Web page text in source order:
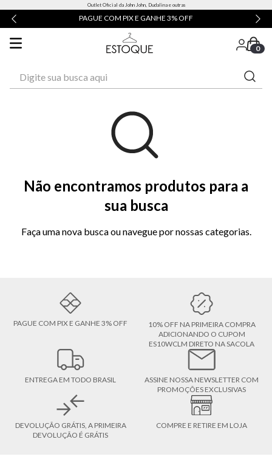
Outlet Oficial da John John, Dudalina e outras
PAGUE COM PIX E GANHE 3% OFF
0
Não encontramos produtos para a
sua busca
Faça uma nova busca ou navegue por nossas categorias.
PAGUE COM PIX E GANHE 3% OFF
10% OFF NA PRIMEIRA COMPRA
ADICIONANDO O CUPOM
ES10WCLM DIRETO NA SACOLA
ENTREGA EM TODO BRASIL
ASSINE NOSSA NEWSLETTER COM
PROMOÇÕES EXCLUSIVAS
DEVOLUÇÃO GRÁTIS, A PRIMEIRA
DEVOLUÇÃO É GRÁTIS
COMPRE E RETIRE EM LOJA